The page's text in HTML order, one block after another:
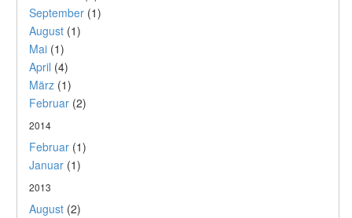
September (1)
August (1)
Mai (1)
April (4)
März (1)
Februar (2)
2014
Februar (1)
Januar (1)
2013
August (2)